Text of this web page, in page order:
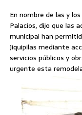
En nombre de las y
Palacios, dijo que las
municipal han
Jiquipilas mediante
servicios públicos y
urgente esta